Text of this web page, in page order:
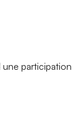
participation